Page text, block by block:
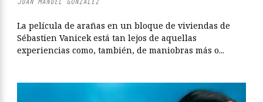
La película de arañas en un bloque de viviendas de
Sébastien Vanicek está tan lejos de aquellas
experiencias como, también, de maniobras más o...